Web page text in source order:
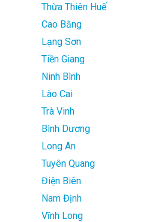
Thừa Thiên Huế
Cao Bằng
Lạng Sơn
Tiền Giang
Ninh Bình
Lào Cai
Trà Vinh
Bình Dương
Long An
Tuyên Quang
Điện Biên
Nam Định
Vĩnh Long